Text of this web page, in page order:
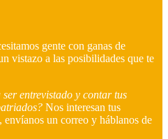
gente con ganas de
vistazo a las posibilidades que te
ser entrevistado y contar tus
Nos interesan tus
envíanos un correo y háblanos de